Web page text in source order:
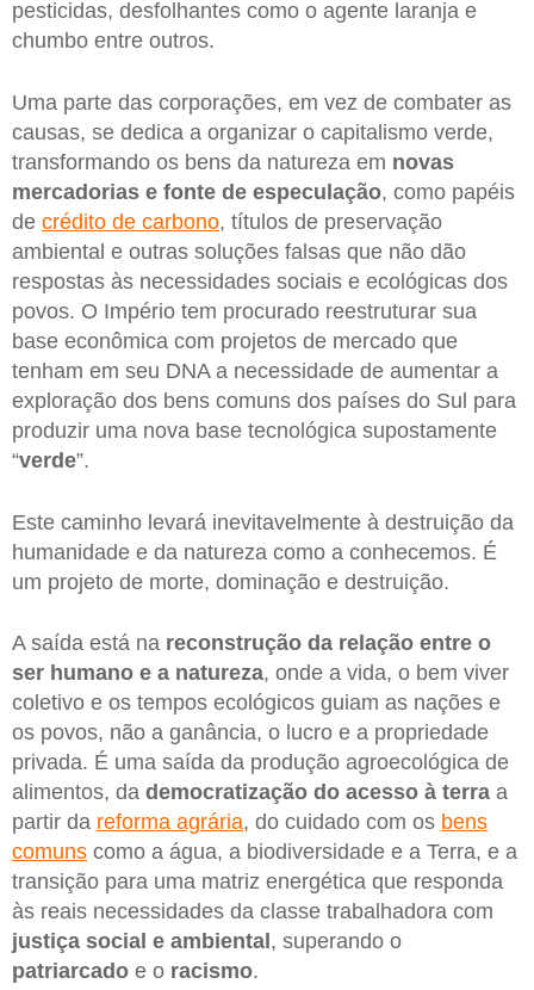
pesticidas, desfolhantes como o agente laranja e
chumbo entre outros.
Uma parte das corporações, em vez de combater as
causas, se dedica a organizar o capitalismo verde,
transformando os bens da natureza em novas
mercadorias e fonte de especulação, como papéis
de crédito de carbono, títulos de preservação
ambiental e outras soluções falsas que não dão
respostas às necessidades sociais e ecológicas dos
povos. O Império tem procurado reestruturar sua
base econômica com projetos de mercado que
tenham em seu DNA a necessidade de aumentar a
exploração dos bens comuns dos países do Sul para
produzir uma nova base tecnológica supostamente
“verde”.
Este caminho levará inevitavelmente à destruição da
humanidade e da natureza como a conhecemos. É
um projeto de morte, dominação e destruição.
A saída está na reconstrução da relação entre o
ser humano e a natureza, onde a vida, o bem viver
coletivo e os tempos ecológicos guiam as nações e
os povos, não a ganância, o lucro e a propriedade
privada. É uma saída da produção agroecológica de
alimentos, da democratização do acesso à terra a
partir da reforma agrária, do cuidado com os bens
comuns como a água, a biodiversidade e a Terra, e a
transição para uma matriz energética que responda
às reais necessidades da classe trabalhadora com
justiça social e ambiental , superando o
patriarcado e o racismo.